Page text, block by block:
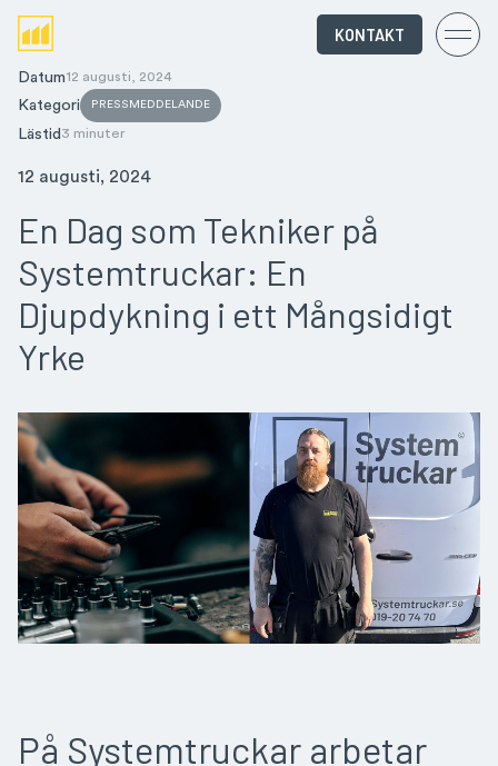
KONTAKT
Datum12 augusti, 2024
Kategori PRESSMEDDELANDE
Lästid3 minuter
12 augusti, 2024
En Dag som Tekniker på
Systemtruckar: En
Djupdykning i ett Mångsidigt
Yrke
På Systemtruckar arbetar